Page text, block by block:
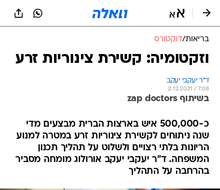
בריאות/דוקטורס
וזקטומיה: קשירת צינוריות זרע
ד"ר יעקבי יעקב
2.12.2021 / 7:08
בשיתוף zap doctors
כ-500,000 איש בארצות הברית מבצעים מדי
שנה ניתוחים לקשירת צינוריות זרע במטרה למנוע
הריונות בלתי רצויים ולשלוט על תהליך תכנון
המשפחה. ד"ר יעקבי יעקב אורולוג מומחה מסביר
בהרחבה על התהליך